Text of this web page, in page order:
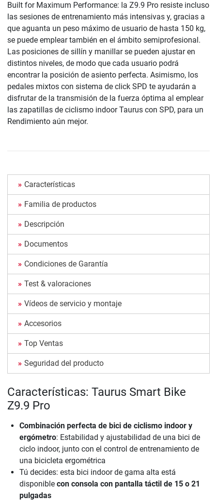
Built for Maximum Performance: la Z9.9 Pro resiste incluso
las sesiones de entrenamiento más intensivas y, gracias a
que aguanta un peso máximo de usuario de hasta 150 kg,
se puede emplear también en el ámbito semiprofesional.
Las posiciones de sillín y manillar se pueden ajustar en
distintos niveles, de modo que cada usuario podrá
encontrar la posición de asiento perfecta. Asimismo, los
pedales mixtos con sistema de click SPD te ayudarán a
disfrutar de la transmisión de la fuerza óptima al emplear
las zapatillas de ciclismo indoor Taurus con SPD, para un
Rendimiento aún mejor.
Características
Familia de productos
Descripción
Documentos
Condiciones de Garantía
Test & valoraciones
Vídeos de servicio y montaje
Accesorios
Top Ventas
Seguridad del producto
Características: Taurus Smart Bike
Z9.9 Pro
Combinación perfecta de bici de ciclismo indoor y
ergómetro: Estabilidad y ajustabilidad de una bici de
ciclo indoor, junto con el control de entrenamiento de
una bicicleta ergométrica
Tú decides: esta bici indoor de gama alta está
disponible con consola con pantalla táctil de 15 o 21
pulgadas